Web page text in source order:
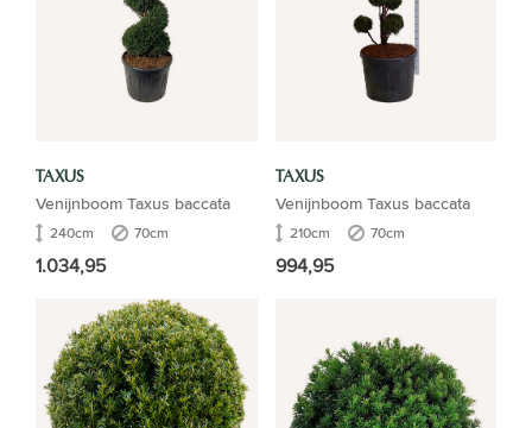
TAXUS
Venijnboom Taxus baccata
240cm 70cm
1.034,95
TAXUS
Venijnboom Taxus baccata
210cm 70cm
994,95